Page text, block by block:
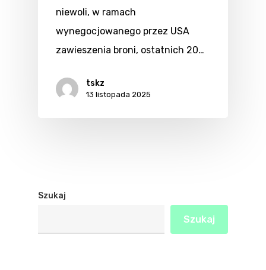
niewoli, w ramach
wynegocjowanego przez USA
zawieszenia broni, ostatnich 20…
tskz
13 listopada 2025
Szukaj
Szukaj